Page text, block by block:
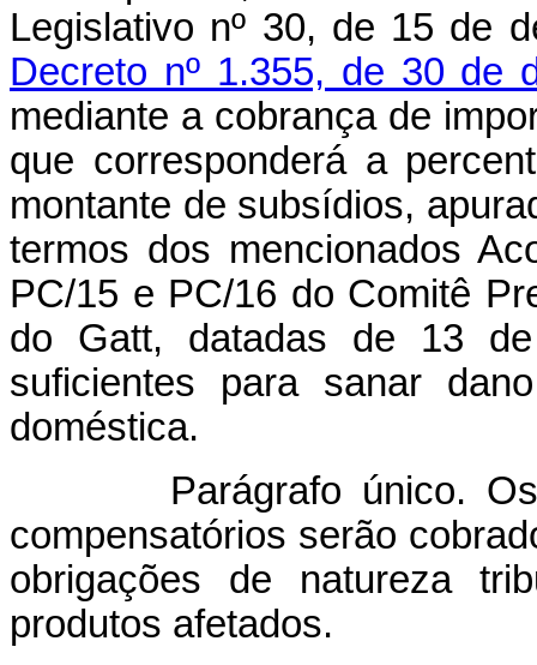
Legislativo nº 30, de 15 de
Decreto nº 1.355, de 30 de
mediante a cobrança de
que corresponderá a
montante de subsídios,
termos dos mencionados
PC/15 e PC/16 do Comitê
do Gatt, datadas de 13
suficientes para sanar
doméstica.
Parágrafo único.
compensatórios serão
obrigações de natureza
produtos afetados.